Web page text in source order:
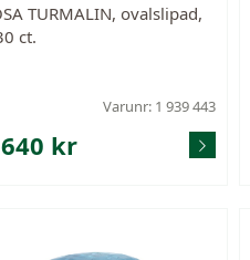
TURMALIN, ovalslipad,
ct.
Varunr: 1 939 443
kr